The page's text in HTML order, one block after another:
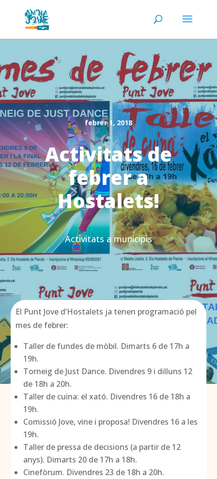
febrer 1, 2018
Activitats de
febrer a
Hostalets!
Activitats a municipis
El Punt Jove d’Hostalets ja tenen programació pel
mes de febrer:
Taller de fundes de mòbil. Dimarts 6 de 17h a
19h.
Torneig de Just Dance. Divendres 9 i dilluns 12
de 18h a 20h.
Taller de cuina: el xató. Divendres 16 de 18h a
19h.
Comissió Jove, vine i proposa! Divendres 16 a les
19h.
Taller de pressa de decisions (a partir de 12
anys). Dimarts 20 de 17h a 18h.
Cinefòrum. Divendres 23 de 18h a 20h.